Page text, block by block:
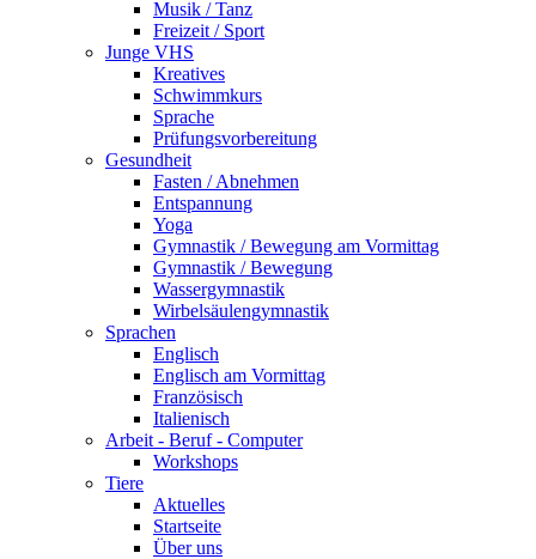
Musik / Tanz
Freizeit / Sport
Junge VHS
Kreatives
Schwimmkurs
Sprache
Prüfungsvorbereitung
Gesundheit
Fasten / Abnehmen
Entspannung
Yoga
Gymnastik / Bewegung am Vormittag
Gymnastik / Bewegung
Wassergymnastik
Wirbelsäulengymnastik
Sprachen
Englisch
Englisch am Vormittag
Französisch
Italienisch
Arbeit - Beruf - Computer
Workshops
Tiere
Aktuelles
Startseite
Über uns